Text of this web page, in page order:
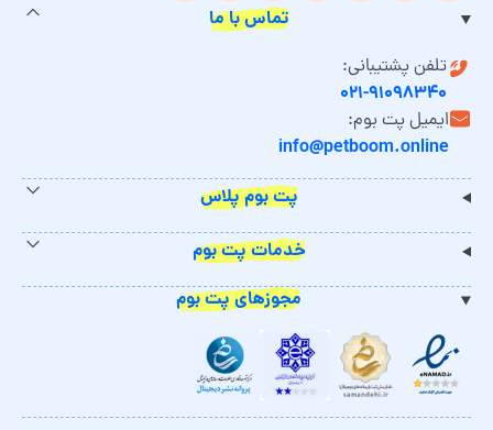
تماس با ما
تلفن پشتیبانی:
۰۲۱-۹۱۰۹۸۳۴۰
ایمیل پت بوم:
info@petboom.online
پت بوم پلاس
خدمات پت بوم
مجوزهای پت بوم